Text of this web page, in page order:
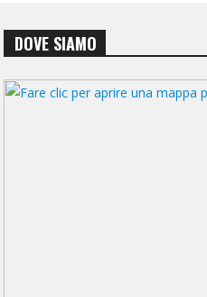
DOVE SIAMO